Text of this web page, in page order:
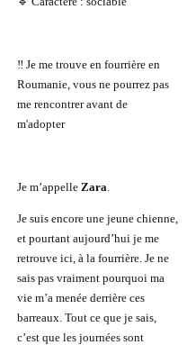
‼️ Je me trouve en fourrière en
Roumanie, vous ne pourrez pas
me rencontrer avant de
m'adopter
Je m’appelle Zara.
Je suis encore une jeune chienne,
et pourtant aujourd’hui je me
retrouve ici, à la fourrière. Je ne
sais pas vraiment pourquoi ma
vie m’a menée derrière ces
barreaux. Tout ce que je sais,
c’est que les journées sont